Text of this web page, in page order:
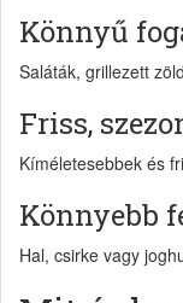
Könnyű
Saláták, grillezett
Friss,
Kíméletesebbek és
Könnyebb
Hal, csirke vagy